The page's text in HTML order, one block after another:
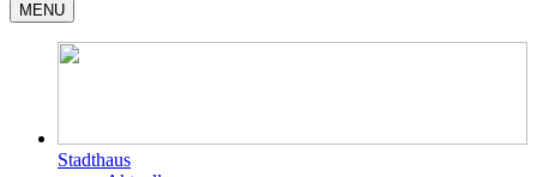
MENU
Stadthaus